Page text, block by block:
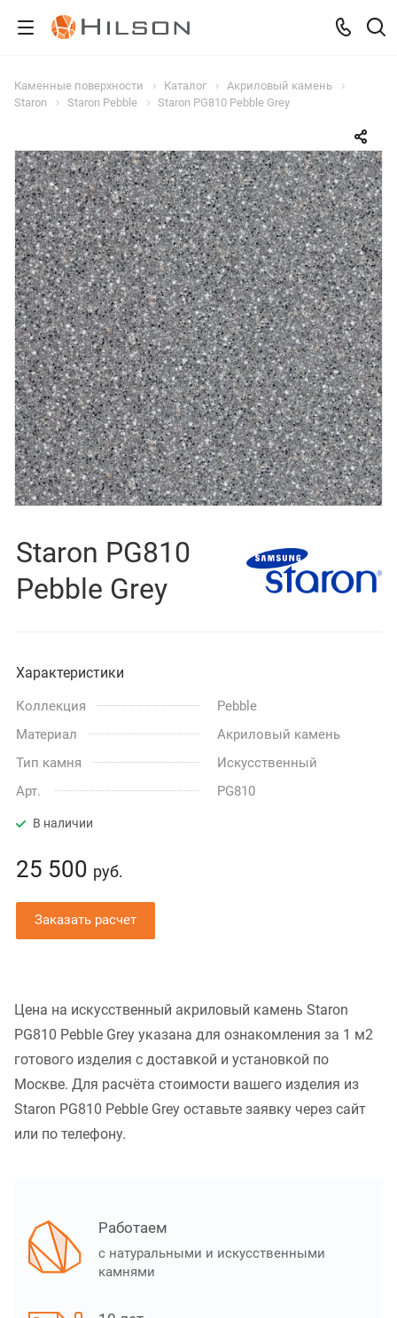
Каменные поверхности Каталог
Акриловый камень
Staron
Staron Pebble Staron PG810 Pebble Grey
Staron PG810
Pebble Grey
Характеристики
Коллекция
Pebble
Материал
Акриловый камень
Тип камня
Искусственный
Арт.
PG810
В наличии
25 500 руб.
Заказать расчет
Цена на искусственный акриловый камень Staron
PG810 Pebble Grey указана для ознакомления за 1 м2
готового изделия с доставкой и установкой по
Москве. Для расчёта стоимости вашего изделия из
Staron PG810 Pebble Grey оставьте заявку через сайт
или по телефону.
Работаем
с натуральными и искусственными
камнями